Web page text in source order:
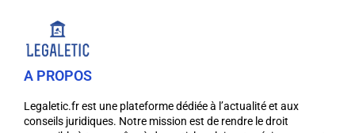
A PROPOS
Legaletic.fr est une plateforme dédiée à l’actualité et aux
conseils juridiques. Notre mission est de rendre le droit